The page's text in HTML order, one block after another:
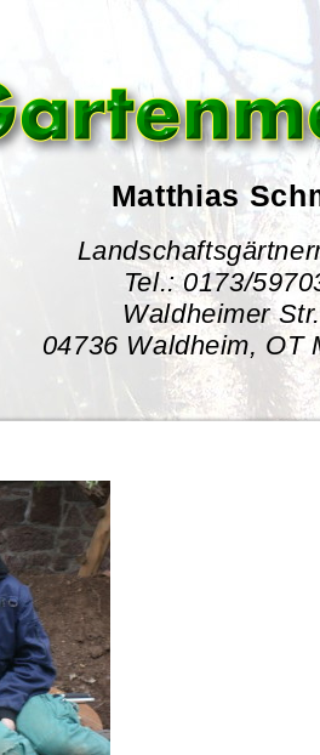
Matthias
Tel.: 0173/
Waldheimer
04736 Waldheim, OT